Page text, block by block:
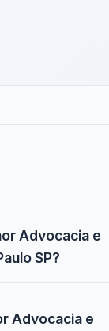
Advocacia e
SP?
Advocacia e